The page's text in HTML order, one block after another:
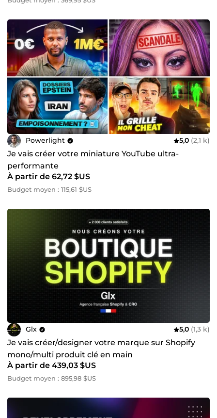
Powerlight 5,0 (2,1 k)
Je vais créer votre miniature YouTube ultra-
performante
À partir de 62,72 $US
Budget moyen : 115,61 $US
Glx 5,0 (1,3 k)
Je vais créer/designer votre marque sur Shopify
mono/multi produit clé en main
À partir de 439,03 $US
Budget moyen : 895,98 $US